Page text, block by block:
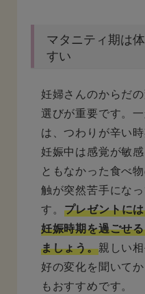
マタニティ期は
すい
妊婦さんのからだ
選びが重要です。
は、つわりが辛い
妊娠中は感覚が敏
ともなかった食べ
触が突然苦手にな
す。 プレゼントに
妊娠時期を過ごせ
ましょう。親しい
好の変化を聞いて
もおすすめです。